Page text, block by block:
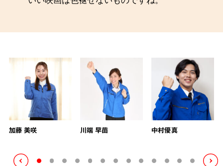
加藤 美咲 川端 早苗 中村優真